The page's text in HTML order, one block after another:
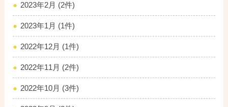
2023年2月 (2件)
2023年1月 (1件)
2022年12月 (1件)
2022年11月 (2件)
2022年10月 (3件)